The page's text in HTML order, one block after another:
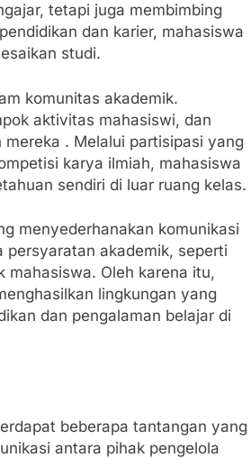
tetapi juga membimbing
dan karier, mahasiswa
studi.
komunitas akademik.
aktivitas mahasiswi, dan
. Melalui partisipasi yang
karya ilmiah, mahasiswa
sendiri di luar ruang kelas.
menyederhanakan komunikasi
akademik, seperti
mahasiswa. Oleh karena itu,
lingkungan yang
dan pengalaman belajar di
beberapa tantangan yang
antara pihak pengelola